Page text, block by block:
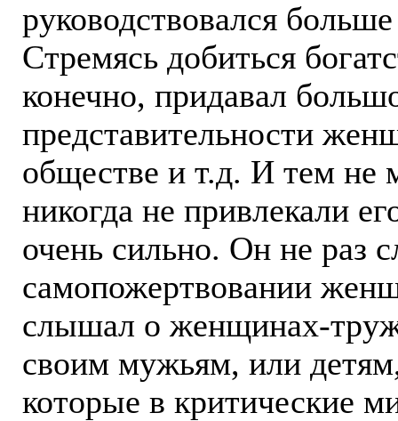
руководствовался
Стремясь добиться
конечно, придавал
представительности
обществе и т.д. И тем
никогда не привлекали
очень сильно. Он не раз
самопожертвовании
слышал о женщинах-
своим мужьям, или
которые в критические